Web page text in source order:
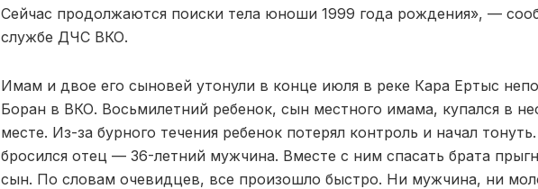
Сейчас продолжаются поиски тела юноши 1999 года рождения», —
службе ДЧС ВКО.
Имам и двое его сыновей утонули в конце июля в реке Кара Ертыс
Боран в ВКО. Восьмилетний ребенок, сын местного имама, купался в
месте. Из-за бурного течения ребенок потерял контроль и начал
бросился отец — 36-летний мужчина. Вместе с ним спасать брата
сын. По словам очевидцев, все произошло быстро. Ни мужчина, ни